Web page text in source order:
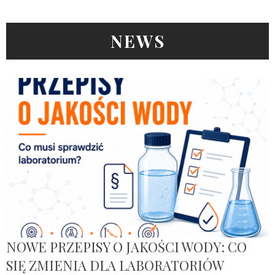
NEWS
NOWE PRZEPISY O JAKOŚCI WODY: CO
SIĘ ZMIENIA DLA LABORATORIÓW